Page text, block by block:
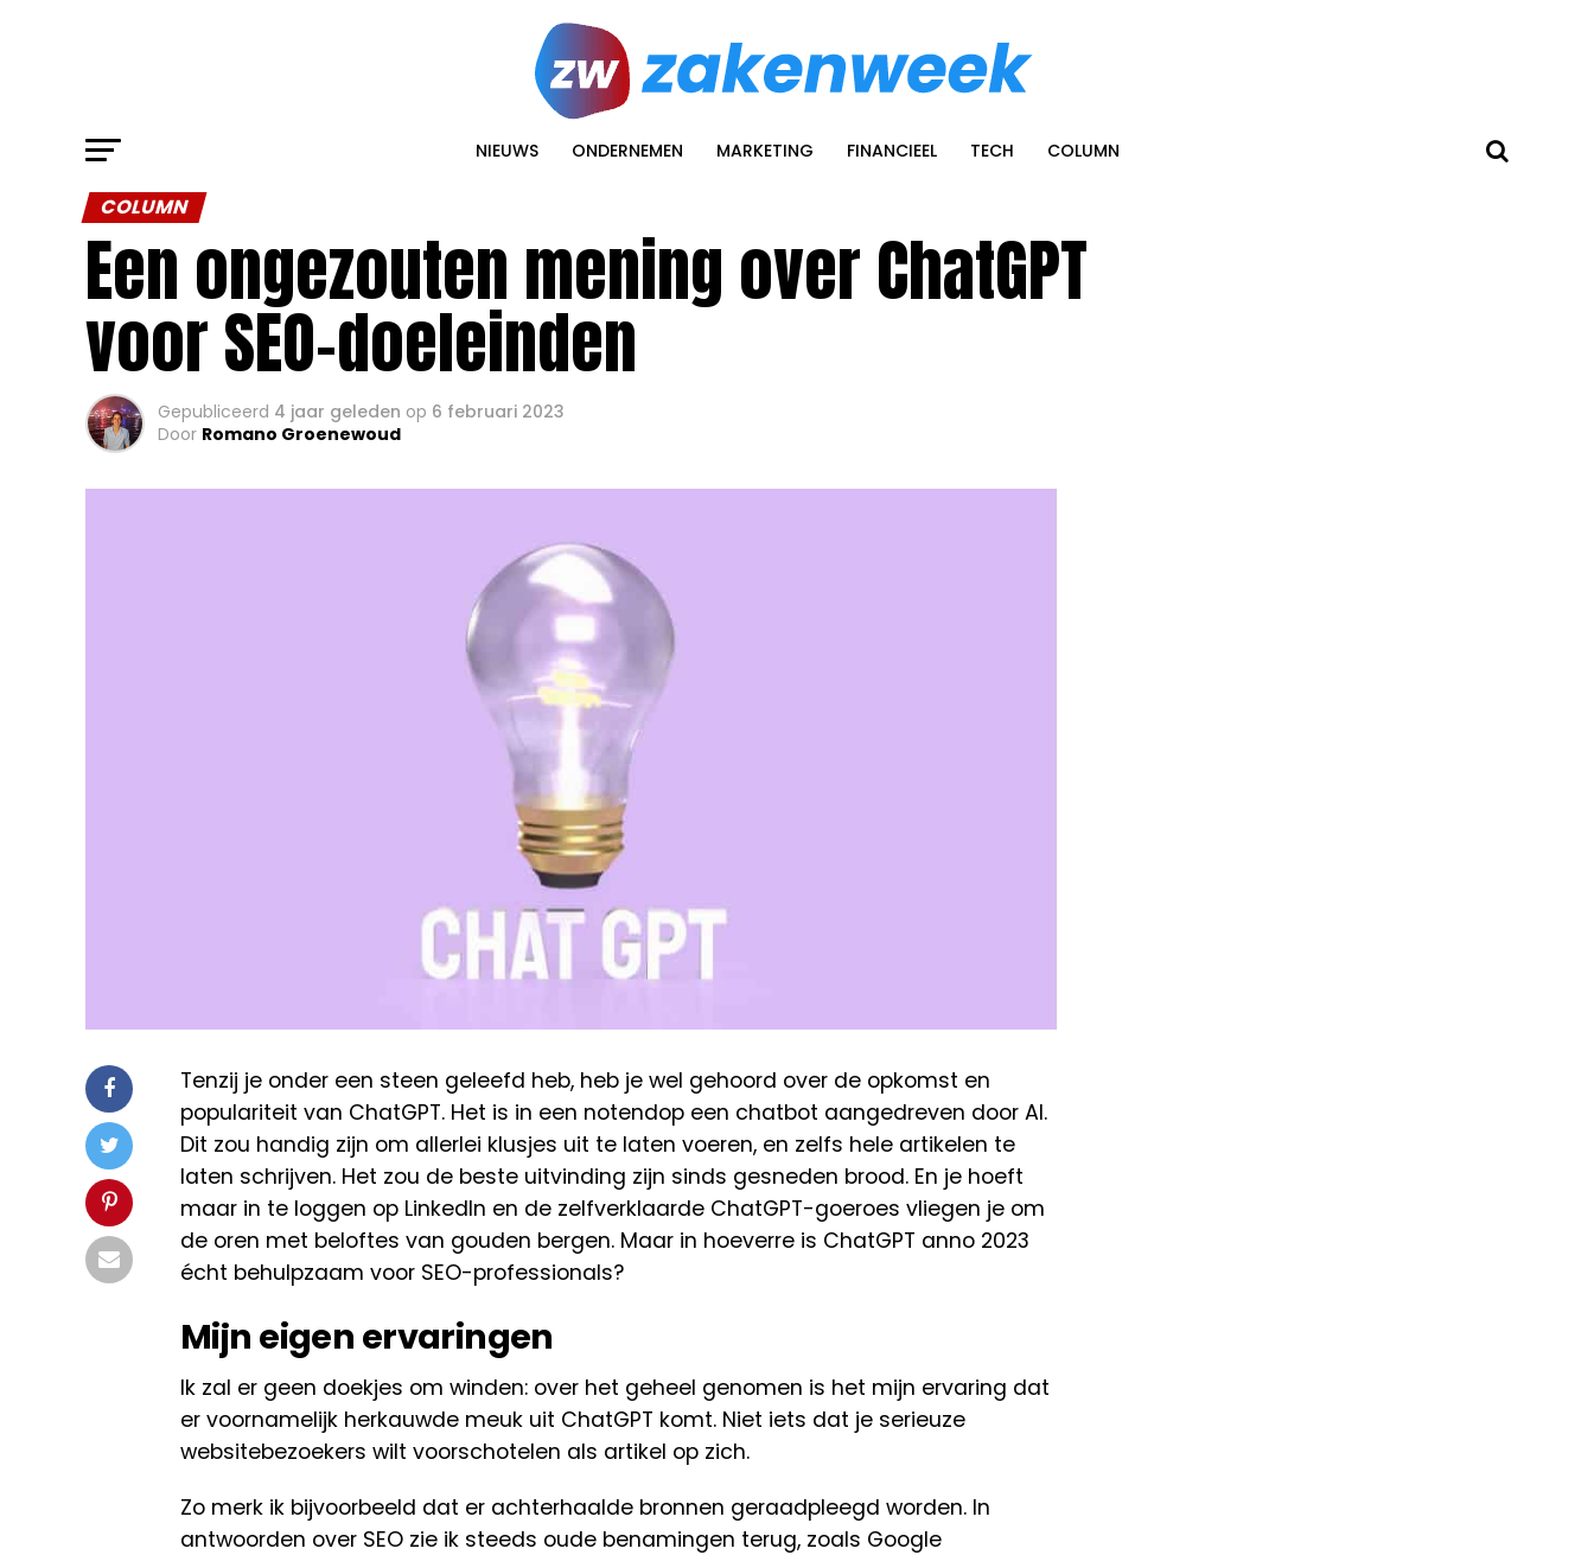
NIEUWS ONDERNEMEN MARKETING FINANCIEEL TECH COLUMN
COLUMN
Een ongezouten mening over ChatGPT
voor SEO-doeleinden
Gepubliceerd 4 jaar geleden op 6 februari 2023
Door Romano Groenewoud
Tenzij je onder een steen geleefd heb, heb je wel gehoord over de opkomst en
populariteit van ChatGPT. Het is in een notendop een chatbot aangedreven door AI.
Dit zou handig zijn om allerlei klusjes uit te laten voeren, en zelfs hele artikelen te
laten schrijven. Het zou de beste uitvinding zijn sinds gesneden brood. En je hoeft
maar in te loggen op LinkedIn en de zelfverklaarde ChatGPT-goeroes vliegen je om
de oren met beloftes van gouden bergen. Maar in hoeverre is ChatGPT anno 2023
écht behulpzaam voor SEO-professionals?
Mijn eigen ervaringen
Ik zal er geen doekjes om winden: over het geheel genomen is het mijn ervaring dat
er voornamelijk herkauwde meuk uit ChatGPT komt. Niet iets dat je serieuze
websitebezoekers wilt voorschotelen als artikel op zich.
Zo merk ik bijvoorbeeld dat er achterhaalde bronnen geraadpleegd worden. In
antwoorden over SEO zie ik steeds oude benamingen terug, zoals Google